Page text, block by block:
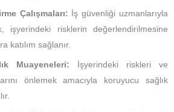
Çalışmaları: İş güvenliği uzmanlarıyla
işyerindeki risklerin değerlendirilmesine
katılım sağlanır.
Muayeneleri: İşyerindeki riskleri ve
önlemek amacıyla koruyucu sağlık